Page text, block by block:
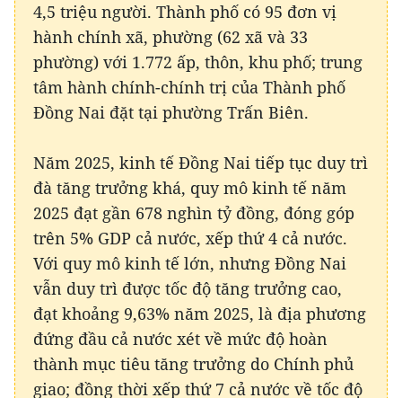
4,5 triệu người. Thành phố có 95 đơn vị
hành chính xã, phường (62 xã và 33
phường) với 1.772 ấp, thôn, khu phố; trung
tâm hành chính-chính trị của Thành phố
Đồng Nai đặt tại phường Trấn Biên.
Năm 2025, kinh tế Đồng Nai tiếp tục duy trì
đà tăng trưởng khá, quy mô kinh tế năm
2025 đạt gần 678 nghìn tỷ đồng, đóng góp
trên 5% GDP cả nước, xếp thứ 4 cả nước.
Với quy mô kinh tế lớn, nhưng Đồng Nai
vẫn duy trì được tốc độ tăng trưởng cao,
đạt khoảng 9,63% năm 2025, là địa phương
đứng đầu cả nước xét về mức độ hoàn
thành mục tiêu tăng trưởng do Chính phủ
giao; đồng thời xếp thứ 7 cả nước về tốc độ